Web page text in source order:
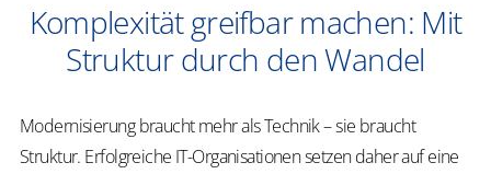
Komplexität greifbar machen: Mit
Struktur durch den Wandel
Modernisierung braucht mehr als Technik – sie braucht
Struktur. Erfolgreiche IT-Organisationen setzen daher auf eine